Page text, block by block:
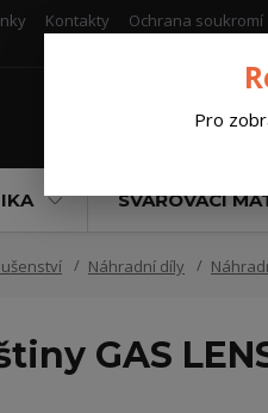
Kontakty Ochrana soukromí
SVAŘOVACÍ
Náhradní díly
GAS
Pro